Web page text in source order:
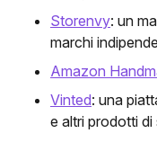
Storenvy: un
marchi
Amazon
Vinted: una
e altri prodotti